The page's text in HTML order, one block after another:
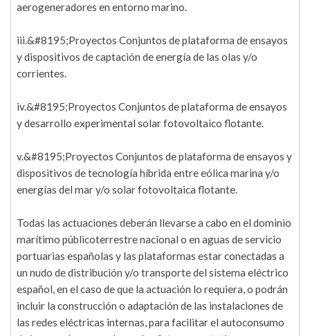
aerogeneradores en entorno marino.
iii.&#8195;Proyectos Conjuntos de plataforma de ensayos
y dispositivos de captación de energía de las olas y/o
corrientes.
iv.&#8195;Proyectos Conjuntos de plataforma de ensayos
y desarrollo experimental solar fotovoltaico flotante.
v.&#8195;Proyectos Conjuntos de plataforma de ensayos y
dispositivos de tecnología híbrida entre eólica marina y/o
energías del mar y/o solar fotovoltaica flotante.
Todas las actuaciones deberán llevarse a cabo en el dominio
marítimo públicoterrestre nacional o en aguas de servicio
portuarias españolas y las plataformas estar conectadas a
un nudo de distribución y/o transporte del sistema eléctrico
español, en el caso de que la actuación lo requiera, o podrán
incluir la construcción o adaptación de las instalaciones de
las redes eléctricas internas, para facilitar el autoconsumo